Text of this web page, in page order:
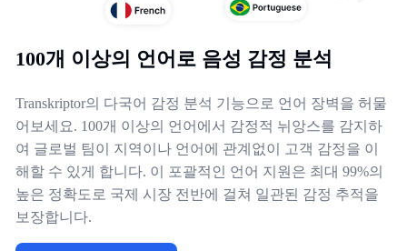
100개 이상의 언어로 음성 감정 분석
Transkriptor의 다국어 감정 분석 기능으로 언어 장벽을 허물
어보세요. 100개 이상의 언어에서 감정적 뉘앙스를 감지하
여 글로벌 팀이 지역이나 언어에 관계없이 고객 감정을 이
해할 수 있게 합니다. 이 포괄적인 언어 지원은 최대 99%의
높은 정확도로 국제 시장 전반에 걸쳐 일관된 감정 추적을
보장합니다.